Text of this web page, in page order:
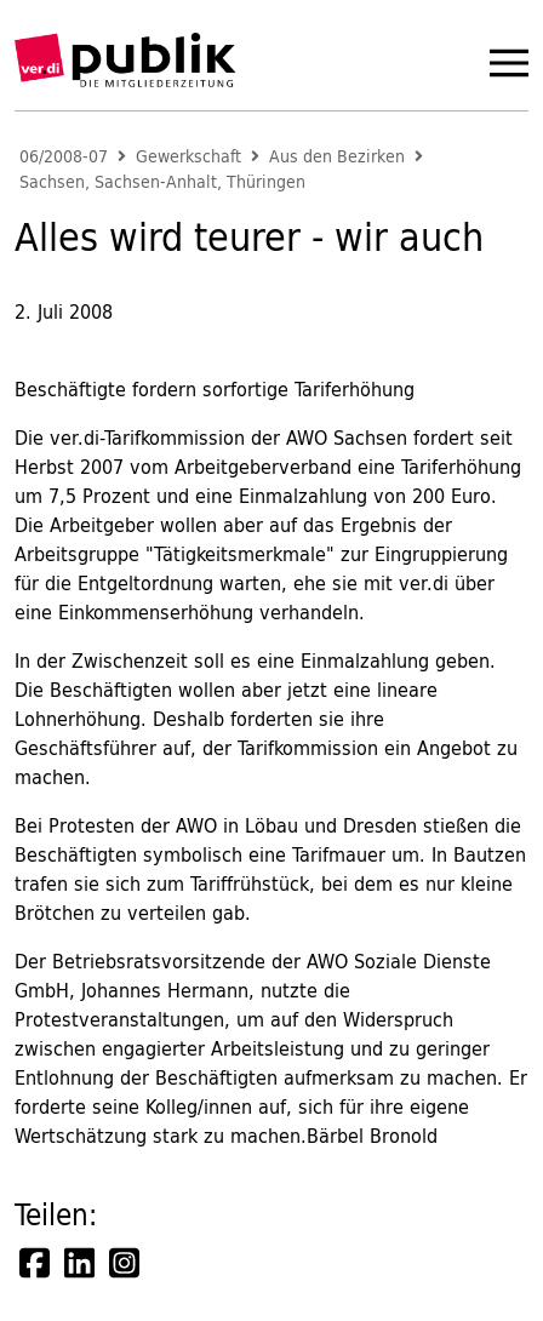
06/2008-07 Gewerkschaft
Aus den Bezirken
Sachsen, Sachsen-Anhalt, Thüringen
Alles wird teurer - wir auch
2. Juli 2008
Beschäftigte fordern sorfortige Tariferhöhung
Die ver.di-Tarifkommission der AWO Sachsen fordert seit
Herbst 2007 vom Arbeitgeberverband eine Tariferhöhung
um 7,5 Prozent und eine Einmalzahlung von 200 Euro.
Die Arbeitgeber wollen aber auf das Ergebnis der
Arbeitsgruppe "Tätigkeitsmerkmale" zur Eingruppierung
für die Entgeltordnung warten, ehe sie mit ver.di über
eine Einkommenserhöhung verhandeln.
In der Zwischenzeit soll es eine Einmalzahlung geben.
Die Beschäftigten wollen aber jetzt eine lineare
Lohnerhöhung. Deshalb forderten sie ihre
Geschäftsführer auf, der Tarifkommission ein Angebot zu
machen.
Bei Protesten der AWO in Löbau und Dresden stießen die
Beschäftigten symbolisch eine Tarifmauer um. In Bautzen
trafen sie sich zum Tariffrühstück, bei dem es nur kleine
Brötchen zu verteilen gab.
Der Betriebsratsvorsitzende der AWO Soziale Dienste
GmbH, Johannes Hermann, nutzte die
Protestveranstaltungen, um auf den Widerspruch
zwischen engagierter Arbeitsleistung und zu geringer
Entlohnung der Beschäftigten aufmerksam zu machen. Er
forderte seine Kolleg/innen auf, sich für ihre eigene
Wertschätzung stark zu machen.Bärbel Bronold
Teilen: